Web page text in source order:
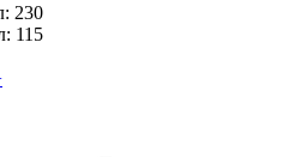
230
115